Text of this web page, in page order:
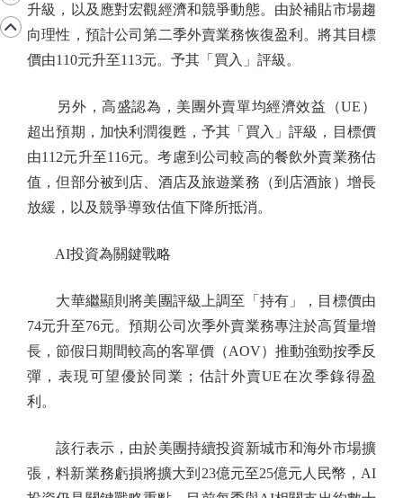
升級，以及應對宏觀經濟和競爭動態。由於補貼市場趨
向理性，預計公司第二季外賣業務恢復盈利。將其目標
價由110元升至113元。予其「買入」評級。
另外，高盛認為，美團外賣單均經濟效益（UE）
超出預期，加快利潤復甦，予其「買入」評級，目標價
由112元升至116元。考慮到公司較高的餐飲外賣業務估
值，但部分被到店、酒店及旅遊業務（到店酒旅）增長
放緩，以及競爭導致估值下降所抵消。
AI投資為關鍵戰略
大華繼顯則將美團評級上調至「持有」，目標價由
74元升至76元。預期公司次季外賣業務專注於高質量增
長，節假日期間較高的客單價（AOV）推動強勁按季反
彈，表現可望優於同業；估計外賣UE在次季錄得盈
利。
該行表示，由於美團持續投資新城市和海外市場擴
張，料新業務虧損將擴大到23億元至25億元人民幣，AI